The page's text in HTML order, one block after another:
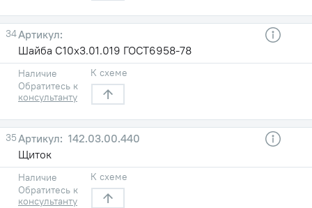
34
Шайба C10х3.01.019 ГОСТ6958-78
Наличие
Обратитесь к
консультанту
К схеме
35
142.03.00.440
Щиток
Наличие
Обратитесь к
консультанту
К схеме